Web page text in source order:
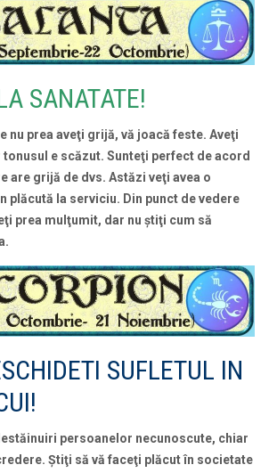
SANATATE!
nu prea aveţi grijă, vă joacă feste. Aveţi
e scăzut. Sunteţi perfect de acord
are grijă de dvs. Astăzi veţi avea o
plăcută la serviciu. Din punct de vedere
prea mulţumit, dar nu ştiţi cum să
SUFLETUL IN
persoanelor necunoscute, chiar
Ştiţi să vă faceţi plăcut în societate